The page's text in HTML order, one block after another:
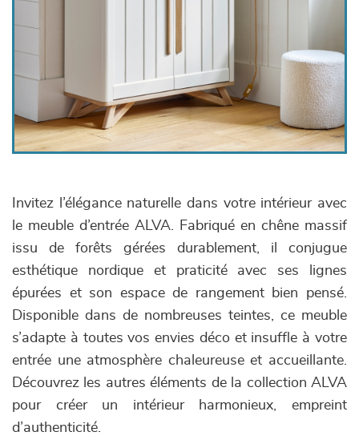
Invitez l’élégance naturelle dans votre intérieur avec
le meuble d’entrée ALVA. Fabriqué en chêne massif
issu de forêts gérées durablement, il conjugue
esthétique nordique et praticité avec ses lignes
épurées et son espace de rangement bien pensé.
Disponible dans de nombreuses teintes, ce meuble
s’adapte à toutes vos envies déco et insuffle à votre
entrée une atmosphère chaleureuse et accueillante.
Découvrez les autres éléments de la collection ALVA
pour créer un intérieur harmonieux, empreint
d’authenticité.